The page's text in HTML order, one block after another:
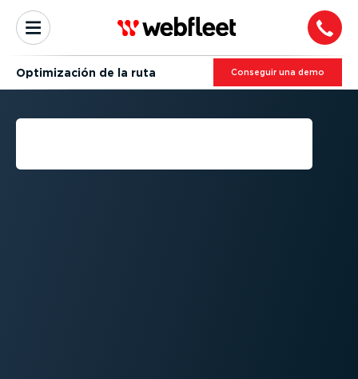
Optimi­zación de la ruta Conseguir una demo
EXPLICACIÓN DE LA